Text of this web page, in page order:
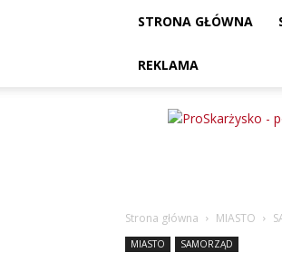
STRONA GŁÓWNA
REKLAMA
ProSkarżysko
Strona główna MIASTO
MIASTO SAMORZĄD